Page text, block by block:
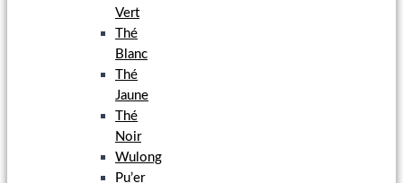
Vert
Thé
Blanc
Thé
Jaune
Thé
Noir
Wulong
Pu’er